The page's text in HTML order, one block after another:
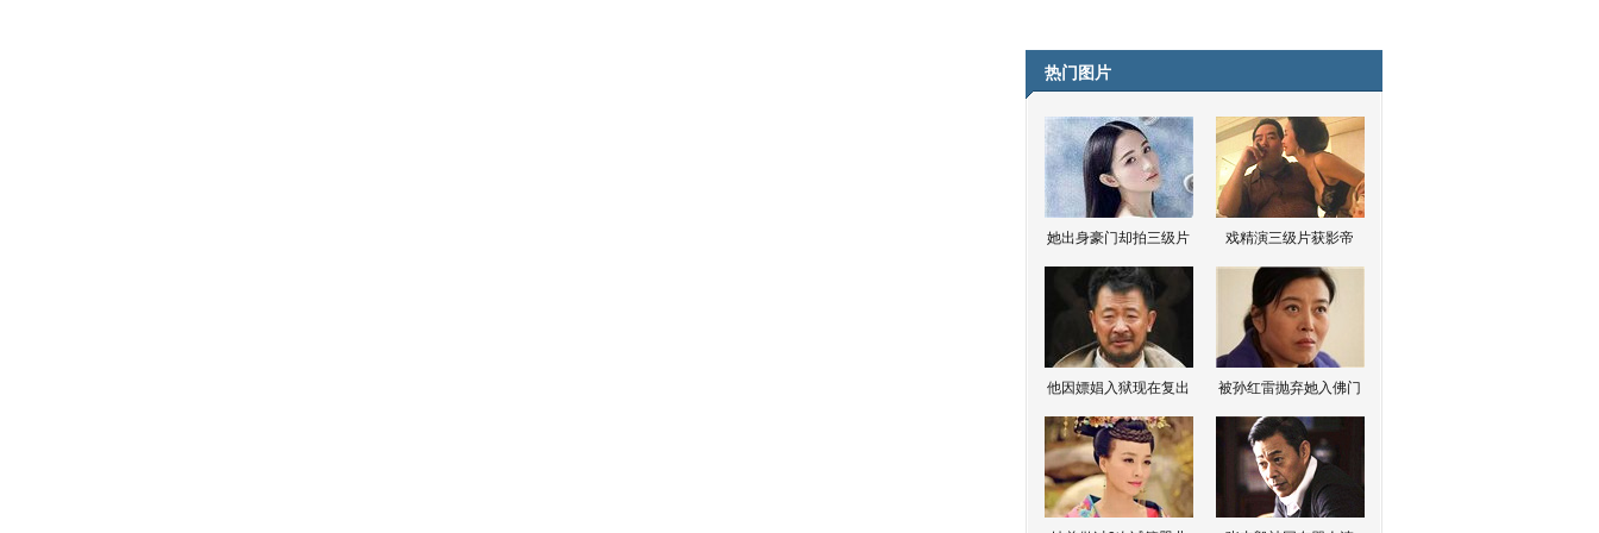
热门图片
她出身豪门却拍三级片 戏精演三级片获影帝
他因嫖娼入狱现在复出 被孙红雷抛弃她入佛门